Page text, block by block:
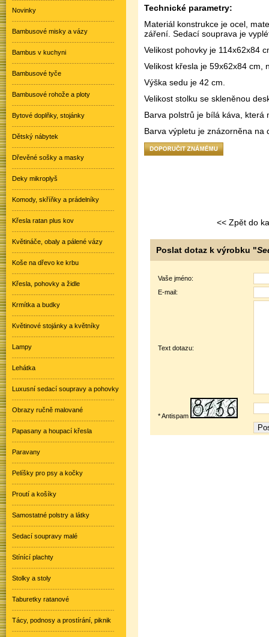
Technické parametry:
Materiál konstrukce je ocel,
záření. Sedací souprava je
Velikost pohovky je 114x62x84
Velikost křesla je 59x62x84 cm,
Výška sedu je 42 cm.
Velikost stolku se skleněnou
Barva polstrů je bílá káva, která
Barva výpletu je znázorněna na
<< Zpět do
Poslat dotaz k výrobku "
Vaše jméno:
E-mail:
Text dotazu:
* Antispam
Novinky
Bambusové misky a vázy
Bambus v kuchyni
Bambusové tyče
Bambusové rohože a ploty
Bytové doplňky, stojánky
Dětský nábytek
Dřevěné sošky a masky
Deky mikroplyš
Komody, skříňky a prádelníky
Křesla ratan plus kov
Květináče, obaly a pálené vázy
Koše na dřevo ke krbu
Křesla, pohovky a židle
Krmítka a budky
Květinové stojánky a květníky
Lampy
Lehátka
Luxusní sedací soupravy a pohovky
Obrazy ručně malované
Papasany a houpací křesla
Paravany
Pelíšky pro psy a kočky
Proutí a košíky
Samostatné polstry a látky
Sedací soupravy malé
Stínící plachty
Stolky a stoly
Taburetky ratanové
Tácy, podnosy a prostírání, piknik